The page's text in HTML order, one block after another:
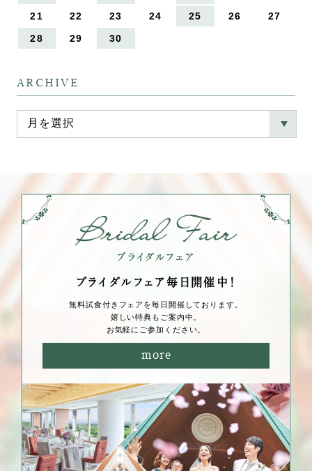
21
22 23 24 25 26
27
28
29 30
ARCHIVE
ブライダルフェア毎⽇開催中！
無料試⾷付きフェアを毎⽇開催しております。
嬉しい特典もご案内中。
お気軽にご参加ください。
more